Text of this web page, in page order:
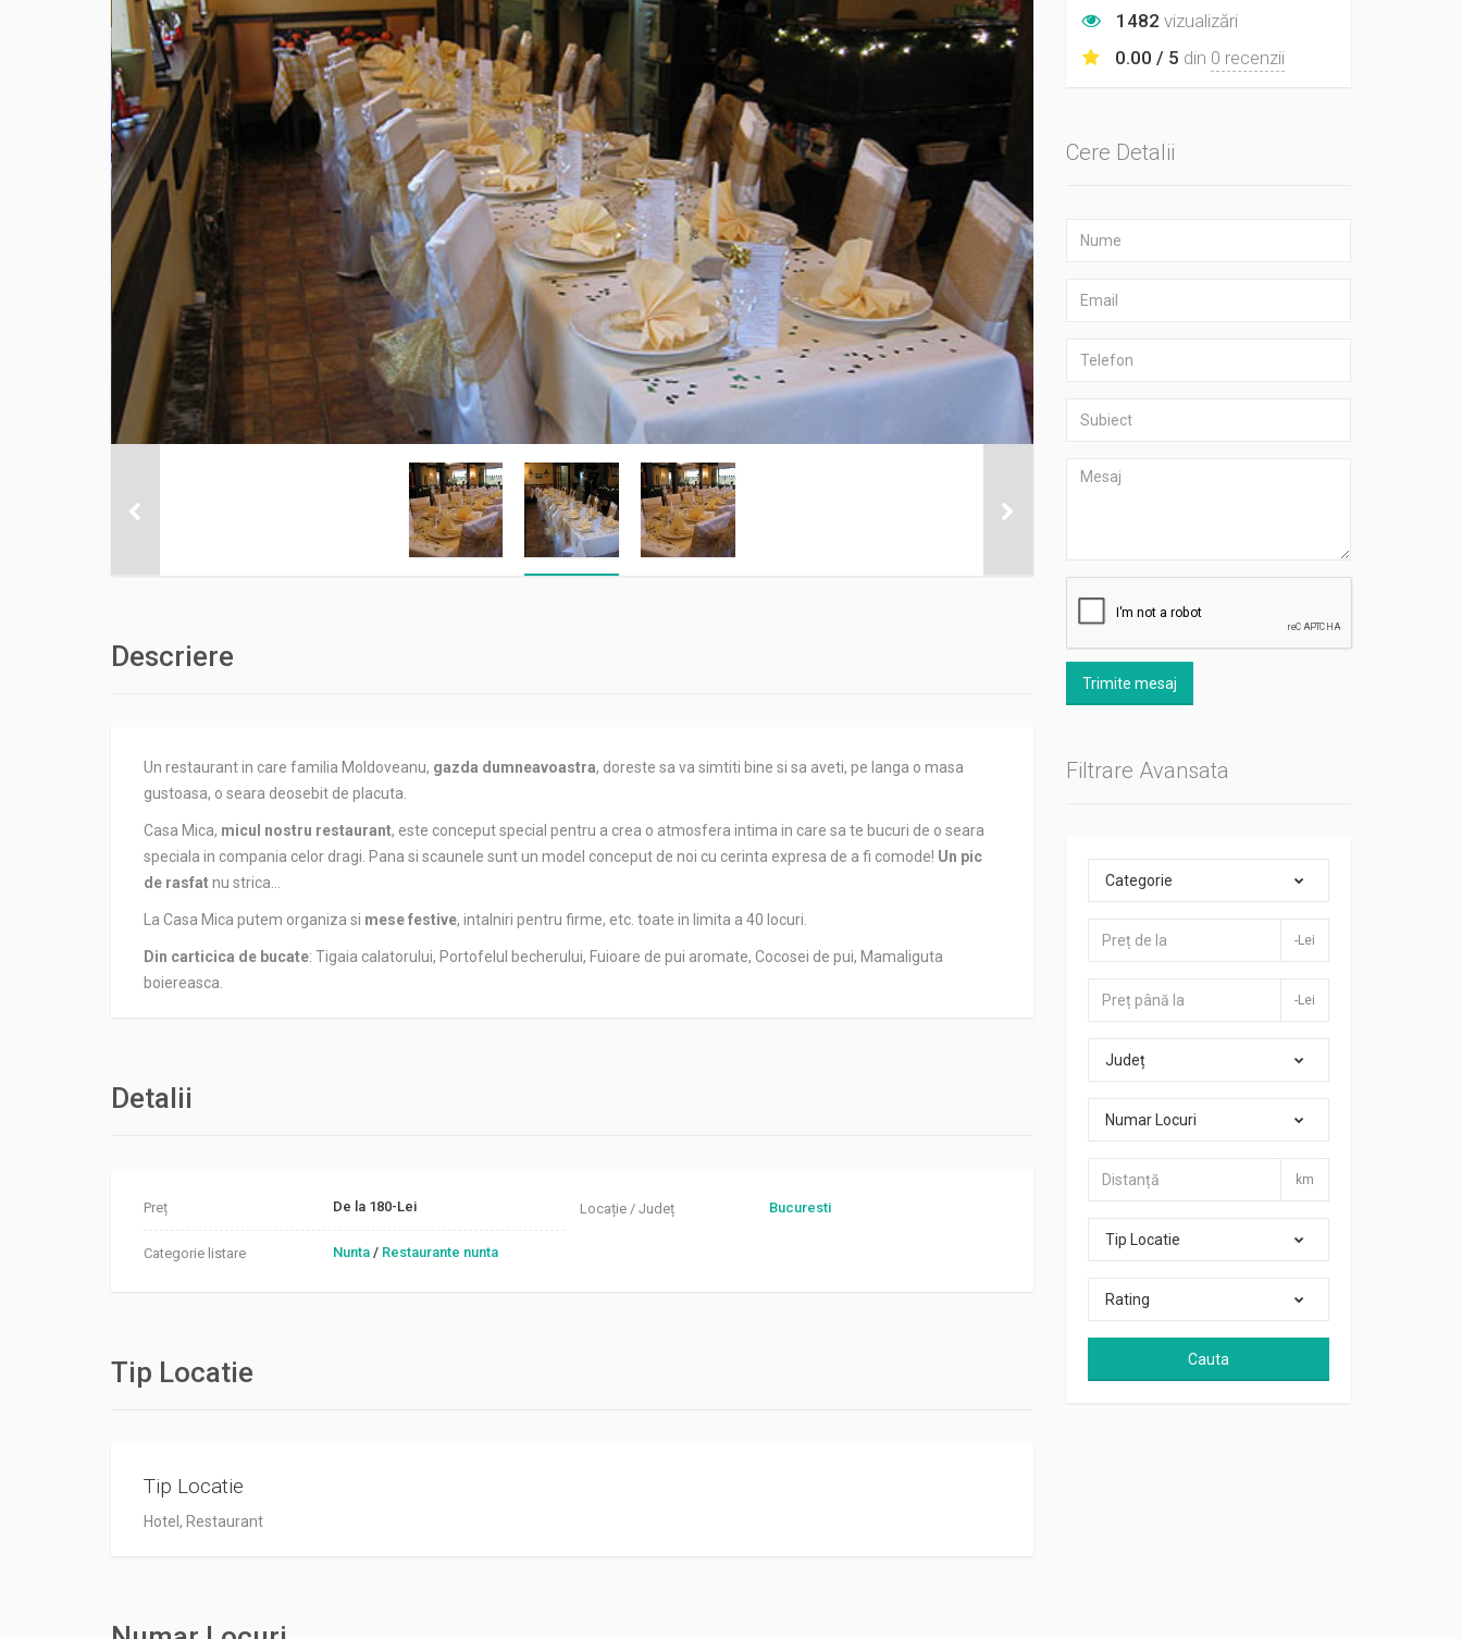
Descriere
Un restaurant in care familia Moldoveanu, gazda dumneavoastra, doreste sa va simtiti bine si sa aveti, pe langa o masa
gustoasa, o seara deosebit de placuta.
Casa Mica, micul nostru restaurant, este conceput special pentru a crea o atmosfera intima in care sa te bucuri de o seara
speciala in compania celor dragi. Pana si scaunele sunt un model conceput de noi cu cerinta expresa de a fi comode! Un pic
de rasfatnu strica…
La Casa Mica putem organiza si mese festive, intalniri pentru firme, etc. toate in limita a 40 locuri.
Din carticica de bucate: Tigaia calatorului, Portofelul becherului, Fuioare de pui aromate, Cocosei de pui, Mamaliguta
boiereasca.
Detalii
Preț De la 180-Lei
Categorie listare Nunta / Restaurante nunta
Locație / Județ Bucuresti
Tip Locatie
Tip Locatie
Hotel, Restaurant
1482 vizualizări
0.00 / 5 din 0 recenzii
Cere Detalii
Trimite mesaj
Filtrare Avansata
Categorie
-Lei
-Lei
Județ
Numar Locuri
km
Tip Locatie
Rating
Cauta